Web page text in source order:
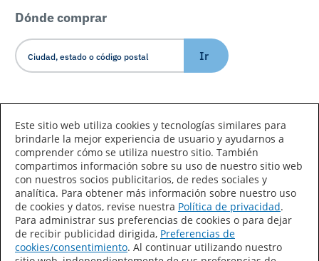
Dónde comprar
Ir
Declaración de accesibilidad
Mapa del sitio
Términos de uso
Privacidad
Este sitio web utiliza cookies y tecnologías similares para
brindarle la mejor experiencia de usuario y ayudarnos a
comprender cómo se utiliza nuestro sitio. También
compartimos información sobre su uso de nuestro sitio web
con nuestros socios publicitarios, de redes sociales y
analítica. Para obtener más información sobre nuestro uso
de cookies y datos, revise nuestra Política de privacidad.
Para administrar sus preferencias de cookies o para dejar
de recibir publicidad dirigida, Preferencias de
cookies/consentimiento. Al continuar utilizando nuestro